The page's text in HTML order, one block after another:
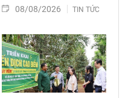
08/08/2026 TIN TỨC